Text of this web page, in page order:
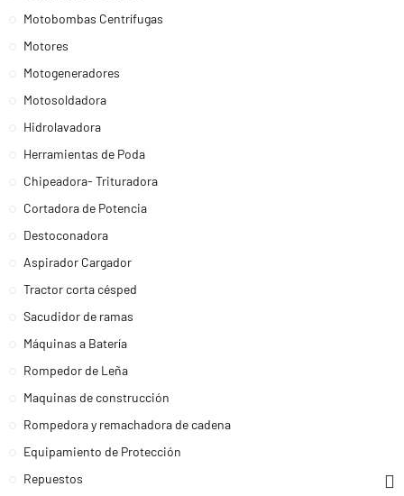
Motobombas Centrífugas
Motores
Motogeneradores
Motosoldadora
Hidrolavadora
Herramientas de Poda
Chipeadora- Trituradora
Cortadora de Potencia
Destoconadora
Aspirador Cargador
Tractor corta césped
Sacudidor de ramas
Máquinas a Batería
Rompedor de Leña
Maquinas de construcción
Rompedora y remachadora de cadena
Equipamiento de Protección
Repuestos